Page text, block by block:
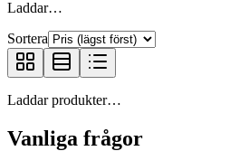
Laddar…
Sortera
Laddar produkter…
Vanliga frågor